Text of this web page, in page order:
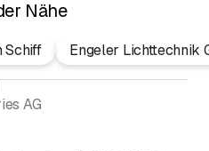
Nähe
Schiff
Engeler Lichttechnik
AG